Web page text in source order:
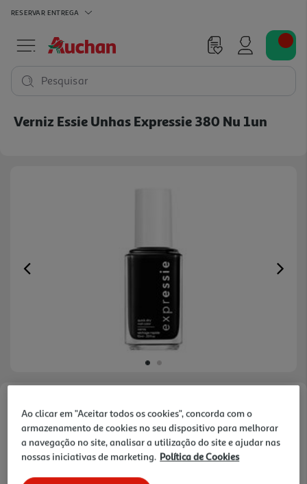
RESERVAR ENTREGA
Pesquisar
Verniz Essie Unhas Expressie 380 Nu 1un
Previous
10.99 €/un
Ao clicar em "Aceitar todos os cookies", concorda com o
armazenamento de cookies no seu dispositivo para melhorar
a navegação no site, analisar a utilização do site e ajudar nas
nossas iniciativas de marketing. Política de Cookies